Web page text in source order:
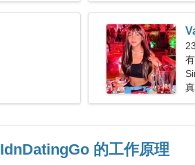
IdnDatingGo 的工作原理